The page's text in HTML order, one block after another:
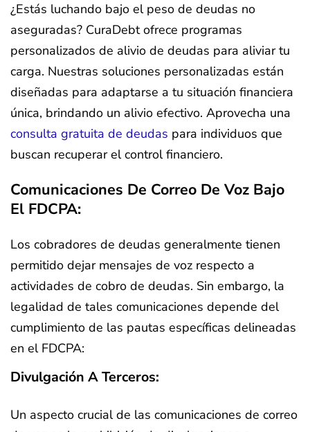
¿Estás luchando bajo el peso de deudas no
aseguradas? CuraDebt ofrece programas
personalizados de alivio de deudas para aliviar tu
carga. Nuestras soluciones personalizadas están
diseñadas para adaptarse a tu situación financiera
única, brindando un alivio efectivo. Aprovecha una
consulta gratuita de deudas para individuos que
buscan recuperar el control financiero.
Comunicaciones De Correo De Voz Bajo
El FDCPA:
Los cobradores de deudas generalmente tienen
permitido dejar mensajes de voz respecto a
actividades de cobro de deudas. Sin embargo, la
legalidad de tales comunicaciones depende del
cumplimiento de las pautas específicas delineadas
en el FDCPA:
Divulgación A Terceros:
Un aspecto crucial de las comunicaciones de correo